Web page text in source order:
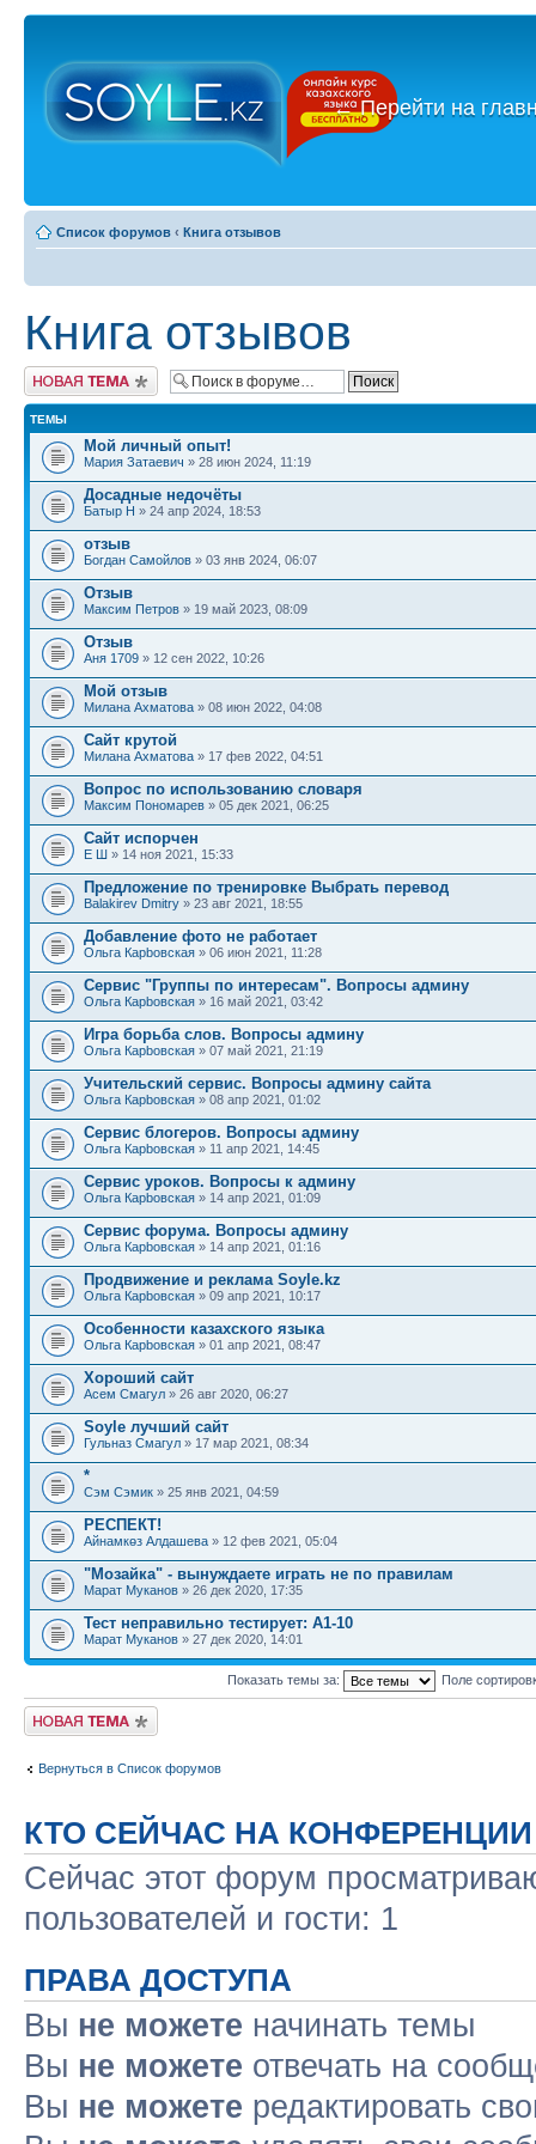
←Перейти на
Список форумов ‹ Книга отзывов
Книга отзывов
Новая тема
ТЕМЫ
Мой личный опыт!
Мария Затаевич » 28 июн 2024, 11:19
Досадные недочёты
Батыр Н » 24 апр 2024, 18:53
отзыв
Богдан Самойлов » 03 янв 2024, 06:07
Отзыв
Максим Петров » 19 май 2023, 08:09
Отзыв
Аня 1709 » 12 сен 2022, 10:26
Мой отзыв
Милана Ахматова » 08 июн 2022, 04:08
Сайт крутой
Милана Ахматова » 17 фев 2022, 04:51
Вопрос по использованию словаря
Максим Пономарев » 05 дек 2021, 06:25
Сайт испорчен
Е Ш » 14 ноя 2021, 15:33
Предложение по тренировке Выбрать перевод
Balakirev Dmitry » 23 авг 2021, 18:55
Добавление фото не работает
Ольга Карbовская » 06 июн 2021, 11:28
Сервис "Группы по интересам". Вопросы админу
Ольга Карbовская » 16 май 2021, 03:42
Игра борьба слов. Вопросы админу
Ольга Карbовская » 07 май 2021, 21:19
Учительский сервис. Вопросы админу сайта
Ольга Карbовская » 08 апр 2021, 01:02
Сервис блогеров. Вопросы админу
Ольга Карbовская » 11 апр 2021, 14:45
Сервис уроков. Вопросы к админу
Ольга Карbовская » 14 апр 2021, 01:09
Сервис форума. Вопросы админу
Ольга Карbовская » 14 апр 2021, 01:16
Продвижение и реклама Soyle.kz
Ольга Карbовская » 09 апр 2021, 10:17
Особенности казахского языка
Ольга Карbовская » 01 апр 2021, 08:47
Хороший сайт
Асем Смагул » 26 авг 2020, 06:27
Soyle лучший сайт
Гульназ Смагул » 17 мар 2021, 08:34
*
Сэм Сэмик » 25 янв 2021, 04:59
РЕСПЕКТ!
Айнамкөз Алдашева » 12 фев 2021, 05:04
"Мозайка" - вынуждаете играть не по правилам
Марат Муканов » 26 дек 2020, 17:35
Тест неправильно тестирует: А1-10
Марат Муканов » 27 дек 2020, 14:01
Показать темы за: Поле
Новая тема
Вернуться в Список форумов
КТО СЕЙЧАС НА КОНФЕРЕНЦИИ
Сейчас этот форум
пользователей и гости: 1
ПРАВА ДОСТУПА
Вы не можете начинать темы
Вы не можете отвечать на
Вы не можете редактировать